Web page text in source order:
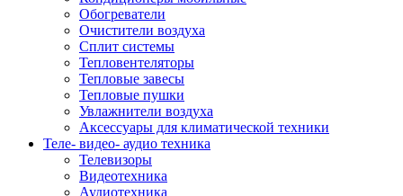
Обогреватели
Очистители воздуха
Сплит системы
Тепловентеляторы
Тепловые завесы
Тепловые пушки
Увлажнители воздуха
Аксессуары для климатической техники
Теле- видео- аудио техника
Телевизоры
Видеотехника
Аудиотехника